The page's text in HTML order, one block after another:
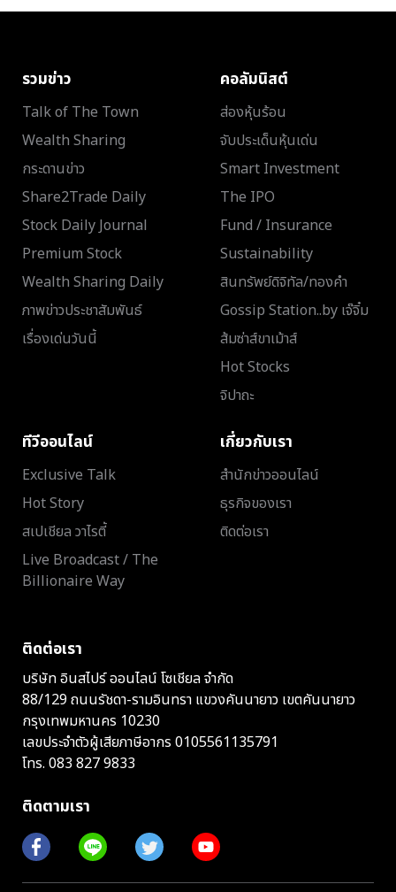
รวมข่าว
Talk of The Town
Wealth Sharing
กระดานข่าว
Share2Trade Daily
Stock Daily Journal
Premium Stock
Wealth Sharing Daily
ภาพข่าวประชาสัมพันธ์
เรื่องเด่นวันนี้
คอลัมนิสต์
ส่องหุ้นร้อน
จับประเด็นหุ้นเด่น
Smart Investment
The IPO
Fund / Insurance
Sustainability
สินทรัพย์ดิจิทัล/ทองคำ
Gossip Station..by เจ๊จิ๋ม
ส้มซ่าส์ขาเม้าส์
Hot Stocks
จิปาถะ
ทีวีออนไลน์
Exclusive Talk
Hot Story
สเปเชียล วาไรตี้
Live Broadcast / The
Billionaire Way
เกี่ยวกับเรา
สำนักข่าวออนไลน์
ธุรกิจของเรา
ติดต่อเรา
ติดต่อเรา
บริษัท อินสไปร์ ออนไลน์ โซเชียล จำกัด
88/129 ถนนรัชดา-รามอินทรา แขวงคันนายาว เขตคันนายาว
กรุงเทพมหานคร 10230
เลขประจำตัวผู้เสียภาษีอากร 0105561135791
โทร. 083 827 9833
ติดตามเรา